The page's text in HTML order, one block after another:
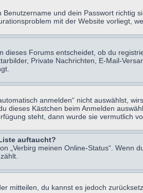
und dein Passwort richtig
mit der Website vorliegt,
Forums entscheidet, ob du
Private Nachrichten, E-Mail-
anmelden“ nicht auswählst,
dieses Kästchen beim Anmelden
steht, dann wurde sie vermutlich
auftaucht?
„Verbirg meinen Online-Status“.
mitteilen, du kannst es jedoch